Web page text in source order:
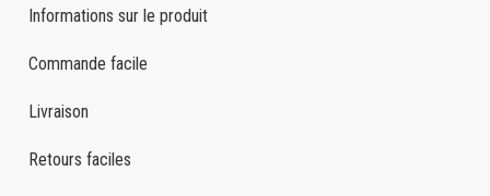
Informations sur le produit
Commande facile
Livraison
Retours faciles